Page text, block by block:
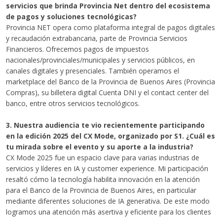
servicios que brinda Provincia Net dentro del ecosistema
de pagos y soluciones tecnológicas?
Provincia NET opera como plataforma integral de pagos digitales
y recaudación extrabancaria, parte de Provincia Servicios
Financieros. Ofrecemos pagos de impuestos
nacionales/provinciales/municipales y servicios públicos, en
canales digitales y presenciales. También operamos el
marketplace del Banco de la Provincia de Buenos Aires (Provincia
Compras), su billetera digital Cuenta DNI y el contact center del
banco, entre otros servicios tecnológicos.
3. Nuestra audiencia te vio recientemente participando
en la edición 2025 del CX Mode, organizado por S1. ¿Cuál es
tu mirada sobre el evento y su aporte a la industria?
CX Mode 2025 fue un espacio clave para varias industrias de
servicios y líderes en IA y customer experience. Mi participación
resaltó cómo la tecnología habilita innovación en la atención
para el Banco de la Provincia de Buenos Aires, en particular
mediante diferentes soluciones de IA generativa. De este modo
logramos una atención más asertiva y eficiente para los clientes